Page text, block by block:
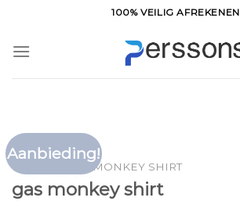
inhoud
100% VEILIG AFREKENEN
Aanbieding!
HOME GAS MONKEY SHIRT
gas monkey shirt